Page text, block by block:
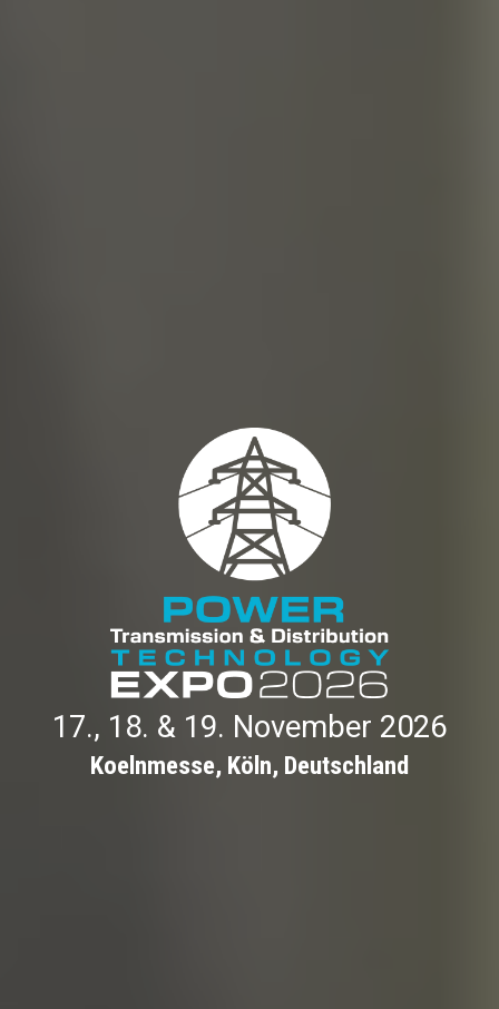
17., 18. & 19. November 2026
Koelnmesse, Köln, Deutschland